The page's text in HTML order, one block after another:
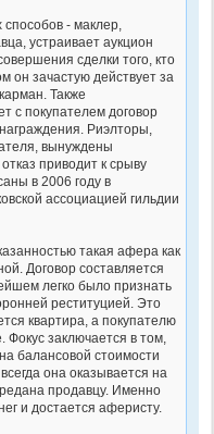
- маклер,
устраивает аукцион
сделки того, кто
он зачастую действует за
Также
с покупателем договор
Риэлторы,
вынуждены
приводит к срыву
в 2006 году в
ассоциацией гильдии
такая афера как
Договор составляется
легко было признать
реституцией. Это
квартира, а покупателю
Фокус заключается в том,
балансовой стоимости
она оказывается на
продавцу. Именно
и достается аферисту.